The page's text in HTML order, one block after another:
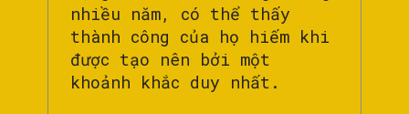
nhiều năm, có thể thấy
thành công của họ hiếm khi
được tạo nên bởi một
khoảnh khắc duy nhất.